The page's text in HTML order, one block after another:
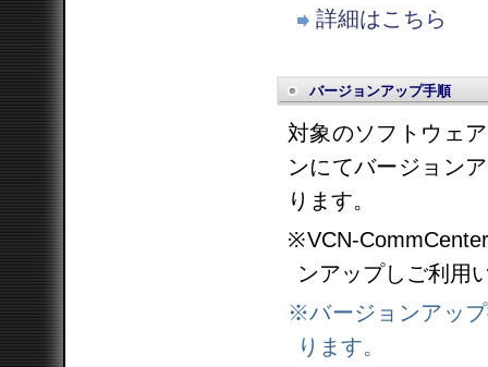
詳細はこちら
バージョンアップ手順
対象のソフトウェ
ンにてバージョン
ります。
※VCN-
ンアップしご利用
※バージョンアッ
ります。